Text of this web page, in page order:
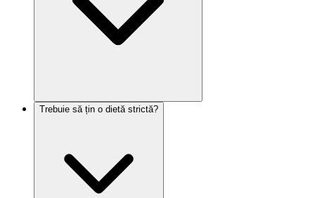
Trebuie să țin o dietă strictă?